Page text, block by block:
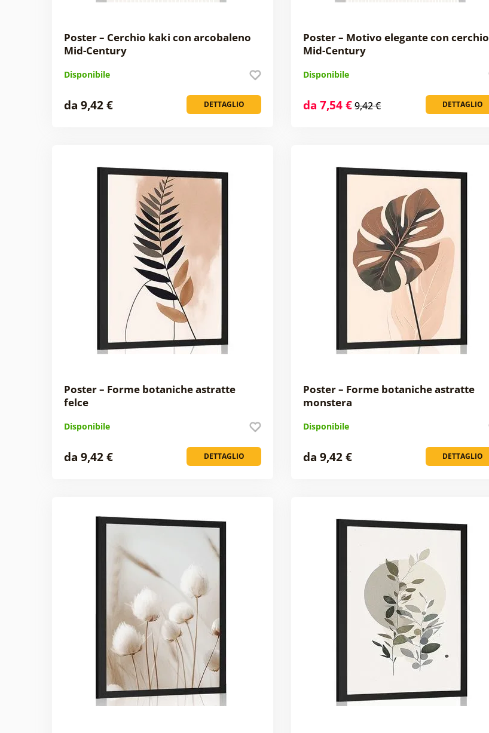
Poster – Cerchio kaki con arcobaleno
Mid-Century
Disponibile
DETTAGLIO
da 9,42 €
Poster – Motivo elegante con cerchio
Mid-Century
Disponibile
DETTAGLIO
da 7,54 €9,42 €
Poster – Forme botaniche astratte
felce
Disponibile
DETTAGLIO
da 9,42 €
Poster – Forme botaniche astratte
monstera
Disponibile
DETTAGLIO
da 9,42 €